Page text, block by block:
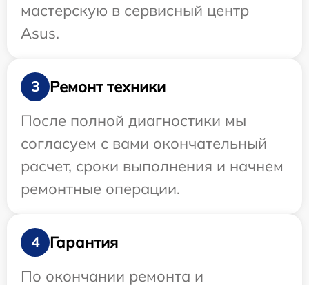
мастерскую в сервисный центр
Asus.
3
Ремонт техники
После полной диагностики мы
согласуем с вами окончательный
расчет, сроки выполнения и начнем
ремонтные операции.
4
Гарантия
По окончании ремонта и